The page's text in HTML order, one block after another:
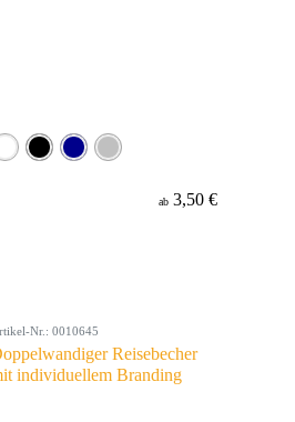
ab 3,50 €
Nr.: 0010645
Reisebecher
individuellem Branding